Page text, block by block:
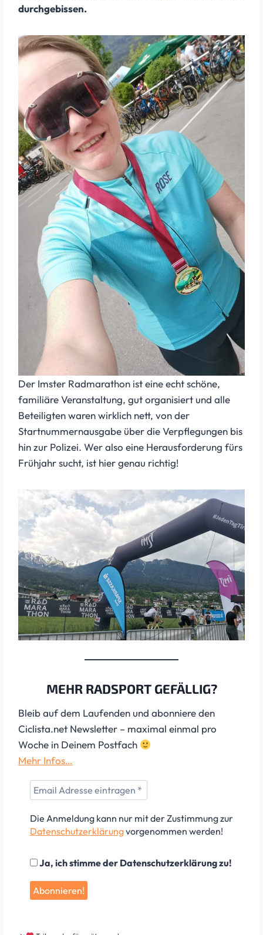
durchgebissen.
Der Imster Radmarathon ist eine echt schöne,
familiäre Veranstaltung, gut organisiert und alle
Beteiligten waren wirklich nett, von der
Startnummernausgabe über die Verpflegungen bis
hin zur Polizei. Wer also eine Herausforderung fürs
Frühjahr sucht, ist hier genau richtig!
MEHR RADSPORT GEFÄLLIG?
Bleib auf dem Laufenden und abonniere den
Ciclista.net Newsletter – maximal einmal pro
Woche in Deinem Postfach
Mehr Infos…
Die Anmeldung kann nur mit der Zustimmung zur
Datenschutzerklärungvorgenommen werden!
Ja, ich stimme der Datenschutzerklärung zu!